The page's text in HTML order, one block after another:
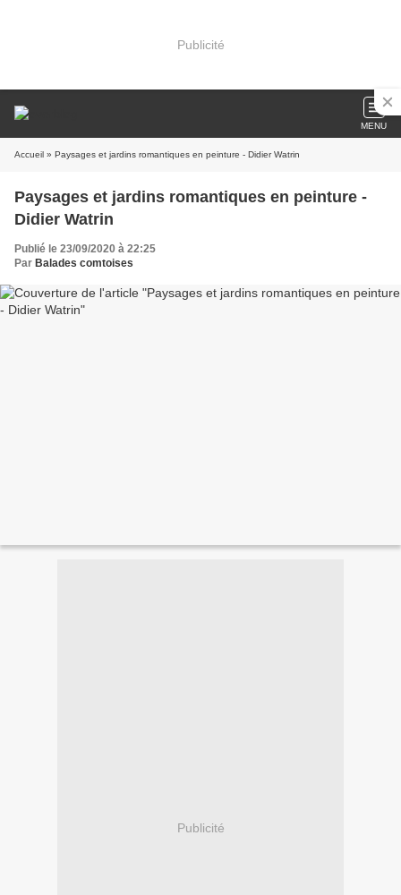
Publicité
MENU
Accueil » Paysages et jardins romantiques en peinture - Didier Watrin
Paysages et jardins romantiques en peinture -
Didier Watrin
Publié le 23/09/2020 à 22:25
Par Balades comtoises
Publicité